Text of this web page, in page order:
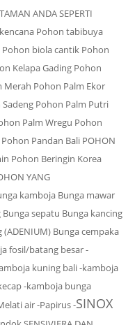
ANDASEPERTI
Pohon tabibuya
biola cantik Pohon
Kelapa Gading Pohon
Merah Pohon Palm Ekor
Pohon Palm Putri
Palm Wregu Pohon
Pandan Bali POHON
Pohon Beringin Korea
YANG
kamboja Bunga mawar
sepatu Bunga kancing
Bunga cempaka
fosil/batang besar -
kuning bali -kamboja
-kamboja bunga
air -Papirus -SINOX